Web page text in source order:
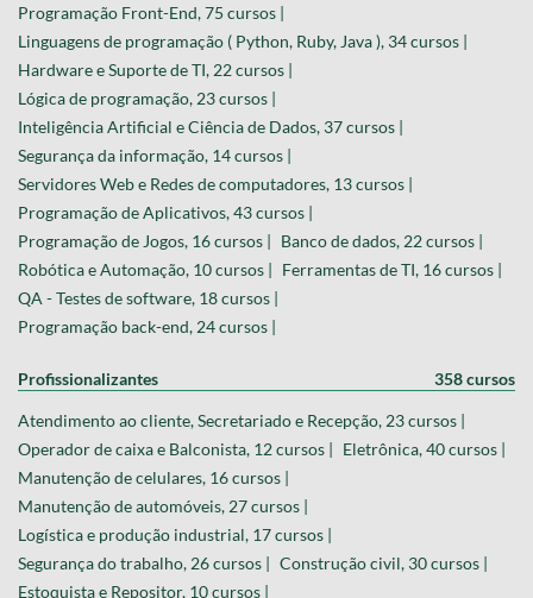
Programação Front-End, 75 cursos |
Linguagens de programação ( Python, Ruby, Java ), 34 cursos |
Hardware e Suporte de TI, 22 cursos |
Lógica de programação, 23 cursos |
Inteligência Artificial e Ciência de Dados, 37 cursos |
Segurança da informação, 14 cursos |
Servidores Web e Redes de computadores, 13 cursos |
Programação de Aplicativos, 43 cursos |
Programação de Jogos, 16 cursos | Banco de dados, 22 cursos |
Robótica e Automação, 10 cursos | Ferramentas de TI, 16 cursos |
QA - Testes de software, 18 cursos |
Programação back-end, 24 cursos |
Profissionalizantes 358 cursos
Atendimento ao cliente, Secretariado e Recepção, 23 cursos |
Operador de caixa e Balconista, 12 cursos | Eletrônica, 40 cursos |
Manutenção de celulares, 16 cursos |
Manutenção de automóveis, 27 cursos |
Logística e produção industrial, 17 cursos |
Segurança do trabalho, 26 cursos | Construção civil, 30 cursos |
Estoquista e Repositor, 10 cursos |